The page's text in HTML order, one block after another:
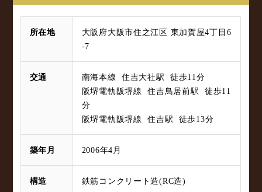
所在地
大阪府大阪市住之江区 東加賀屋4丁目6
-7
交通
南海本線 住吉大社駅 徒歩11分
阪堺電軌阪堺線 住吉鳥居前駅 徒歩11
分
阪堺電軌阪堺線 住吉駅 徒歩13分
築年月 2006年4月
構造 鉄筋コンクリート造(RC造)